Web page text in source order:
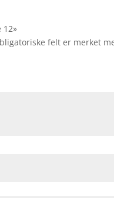
12»
felt er merket